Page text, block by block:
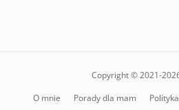
Copyright © 2021-
O mnie
Porady dla mam